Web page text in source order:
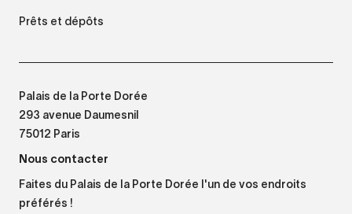
Prêts et dépôts
Palais de la Porte Dorée
293 avenue Daumesnil
75012 Paris
Nous contacter
Faites du Palais de la Porte Dorée l'un de vos endroits
préférés !